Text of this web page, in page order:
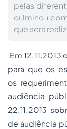
pelas
culminou
que será
Em
para que os
os
audiência
22.11.2013
de audiência